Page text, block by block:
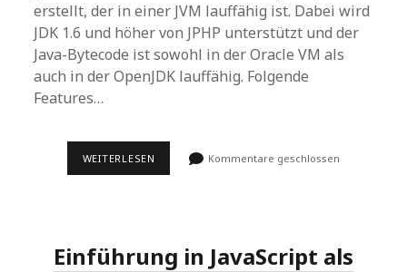
erstellt, der in einer JVM lauffähig ist. Dabei wird
JDK 1.6 und höher von JPHP unterstützt und der
Java-Bytecode ist sowohl in der Oracle VM als
auch in der OpenJDK lauffähig. Folgende
Features…
WEITERLESEN
JPHP
Kommentare geschlossen
Einführung in JavaScript als